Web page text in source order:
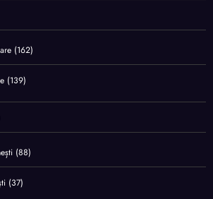
(162)
(139)
(88)
(37)